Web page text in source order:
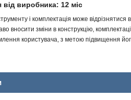
від виробника: 12 міс
і комплектація може
вносити зміни в конструкцію,
користувача, з метою підвищення